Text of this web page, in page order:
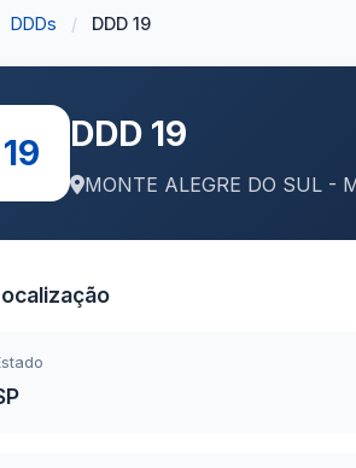
DDDs / DDD 19
19 DDD 19
MONTE ALEGRE DO SUL -